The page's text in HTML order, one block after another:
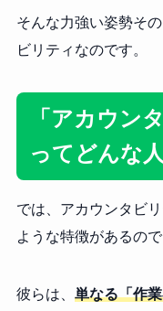
そんな力強い姿勢そ
ビリティなのです。
「アカウン
ってどんな
では、アカウンタビ
ような特徴があるので
彼らは、 単なる「作